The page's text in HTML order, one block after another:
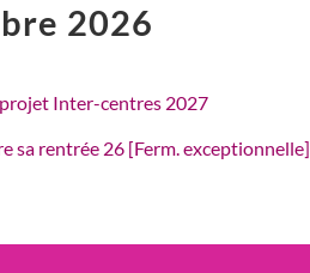
2026
Inter-centres 2027
sa rentrée 26 [Ferm. exceptionnelle]